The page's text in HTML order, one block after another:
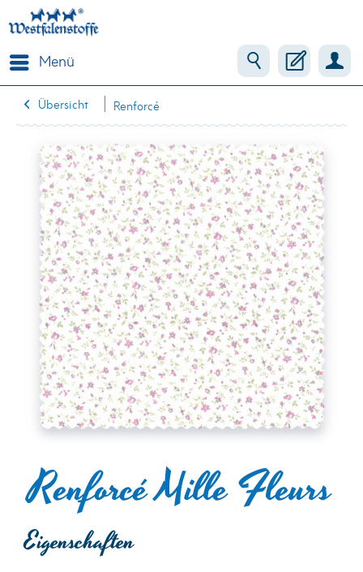
Menü
Übersicht Renforcé
Renforcé Mille Fleurs
Eigenschaften